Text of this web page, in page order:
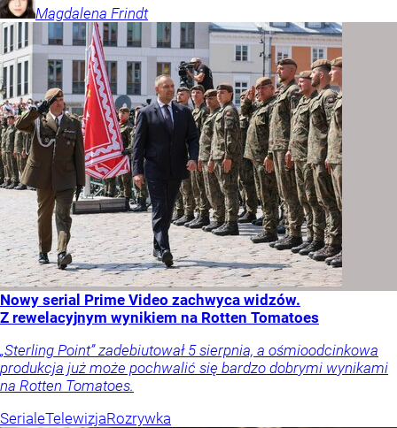
Magdalena Frindt
Nowy serial Prime Video zachwyca widzów.
Z rewelacyjnym wynikiem na Rotten Tomatoes
„Sterling Point” zadebiutował 5 sierpnia, a ośmioodcinkowa
produkcja już może pochwalić się bardzo dobrymi wynikami
na Rotten Tomatoes.
SerialeTelewizjaRozrywka